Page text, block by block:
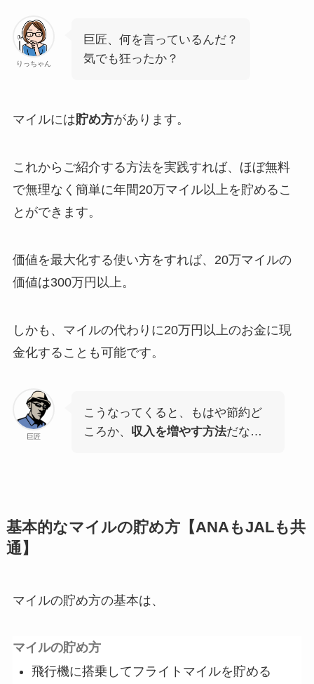
りっちゃん
巨匠、何を言っているんだ？
気でも狂ったか？
マイルには貯め方があります。
これからご紹介する方法を実践すれば、ほぼ無料
で無理なく簡単に年間20万マイル以上 を貯めるこ
とができます。
価値を最大化する使い方をすれば、 20万マイルの
価値は300万円以上 。
しかも、マイルの代わりに20万円以上のお金に現
金化することも可能です。
巨匠
こうなってくると、もはや節約ど
ころか、 収入を増やす方法だな…
基本的なマイルの貯め方【ANAもJALも共
通】
マイルの貯め方の基本は、
マイルの貯め方
飛行機に搭乗してフライトマイルを貯める